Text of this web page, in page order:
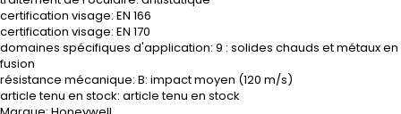
certification visage: EN 166
certification visage: EN 170
domaines spécifiques d'application: 9 : solides chauds et métaux en
fusion
résistance mécanique: B: impact moyen (120 m/s)
article tenu en stock: article tenu en stock